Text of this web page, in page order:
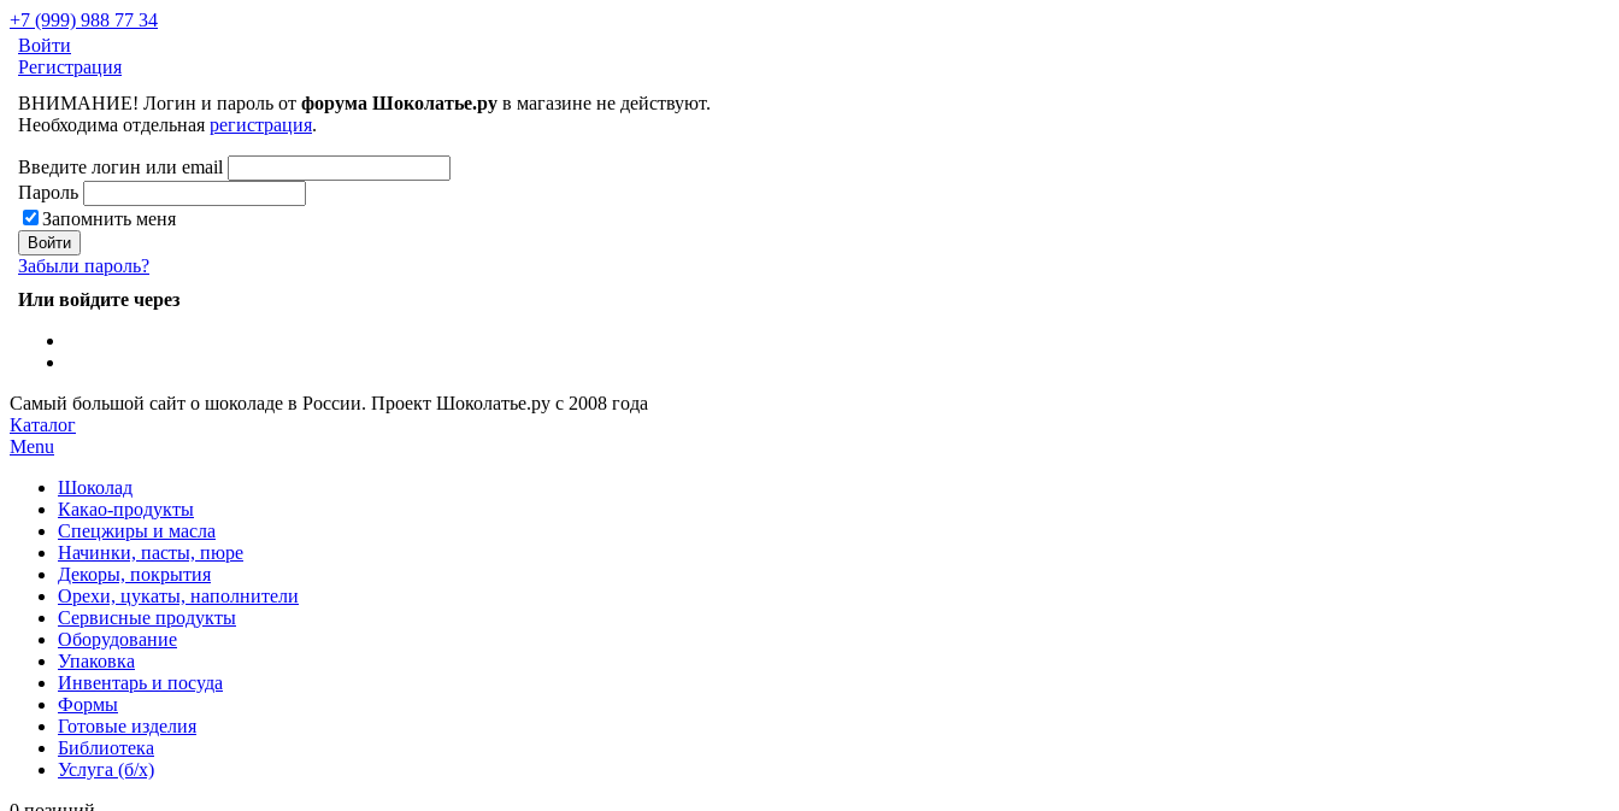
+7 (999) 988 77 34
Войти
Регистрация
ВНИМАНИЕ! Логин и пароль от форума Шоколатье.ру в магазине не действуют.
Необходима отдельная регистрация.
Введите логин или email
Пароль
Запомнить меня
Забыли пароль?
Или войдите через
Самый большой сайт о шоколаде в России. Проект Шоколатье.ру с 2008 года
Каталог
Menu
Шоколад
Какао-продукты
Спецжиры и масла
Начинки, пасты, пюре
Декоры, покрытия
Орехи, цукаты, наполнители
Сервисные продукты
Оборудование
Упаковка
Инвентарь и посуда
Формы
Готовые изделия
Библиотека
Услуга (б/х)